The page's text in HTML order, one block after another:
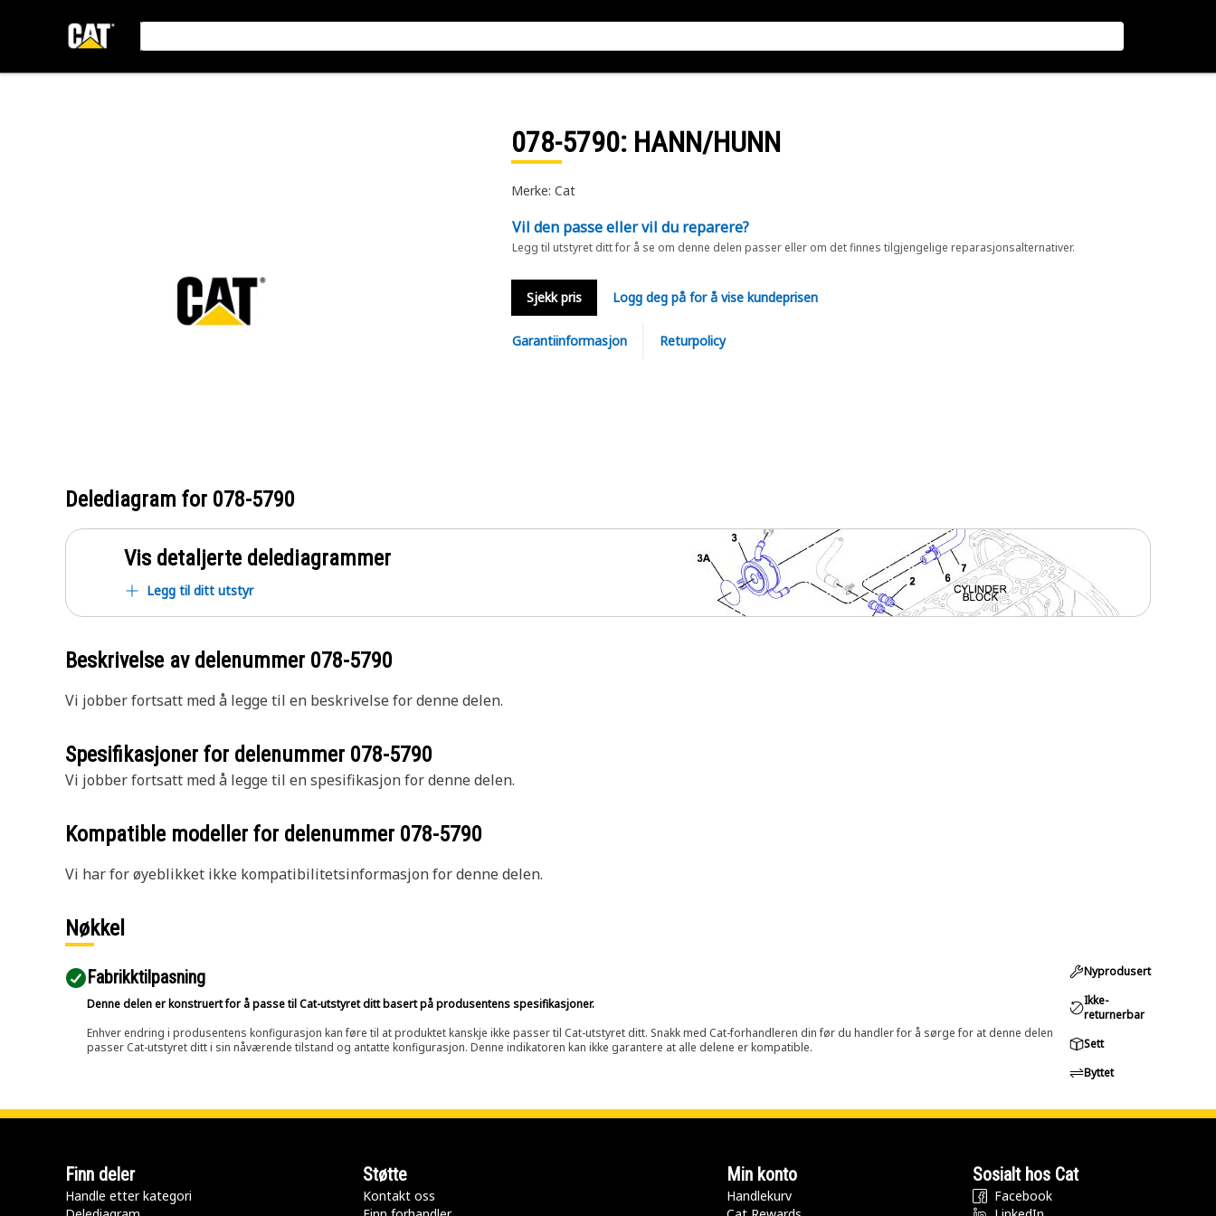
078-5790: HANN/HUNN
Merke: Cat
Vil den passe eller vil du reparere?
Legg til utstyret ditt for å se om denne delen passer eller om det finnes tilgjengelige reparasjonsalternativer.
Sjekk pris Logg deg på for å vise kundeprisen
Garantiinformasjon Returpolicy
Delediagram for 078-5790
Vis detaljerte delediagrammer
Legg til ditt utstyr
Beskrivelse av delenummer 078-5790
Vi jobber fortsatt med å legge til en beskrivelse for denne delen.
Spesifikasjoner for delenummer 078-5790
Vi jobber fortsatt med å legge til en spesifikasjon for denne delen.
Kompatible modeller for delenummer 078-5790
Vi har for øyeblikket ikke kompatibilitetsinformasjon for denne delen.
Nøkkel
Fabrikktilpasning
Denne delen er konstruert for å passe til Cat-utstyret ditt basert på produsentens spesifikasjoner.
Enhver endring i produsentens konfigurasjon kan føre til at produktet kanskje ikke passer til Cat-utstyret ditt. Snakk med Cat-forhandleren din før du handler for å sørge for at denne delen
passer Cat-utstyret ditt i sin nåværende tilstand og antatte konfigurasjon. Denne indikatoren kan ikke garantere at alle delene er kompatible.
Nyprodusert
Ikke-
returnerbar
Sett
Byttet
Finn deler
Handle etter kategori
Støtte
Kontakt oss
Min konto
Handlekurv
Sosialt hos Cat
Facebook